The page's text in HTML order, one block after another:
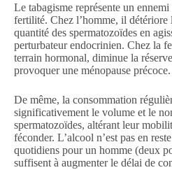
Le tabagisme représente un
fertilité. Chez l’homme, il détériore
quantité des spermatozoïdes en
perturbateur endocrinien. Chez la
terrain hormonal, diminue la
provoquer une ménopause précoce.
De même, la consommation
significativement le volume et le
spermatozoïdes, altérant leur
féconder. L’alcool n’est pas en
quotidiens pour un homme (deux
suffisent à augmenter le délai de